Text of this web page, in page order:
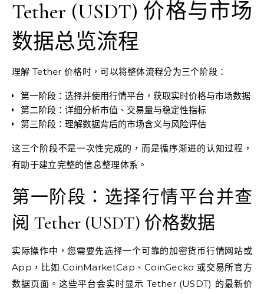
Tether (USDT) 价格与市场
数据总览流程
理解 Tether 价格时，可以将整体流程分为三个阶段：
第一阶段：选择并使用行情平台，获取实时价格与市场数据
第二阶段：详细分析市值、交易量与稳定性指标
第三阶段：理解数据背后的市场含义与风险评估
这三个阶段不是一次性完成的，而是循序渐进的认知过程，
有助于建立完整的信息整理体系。
第一阶段：选择行情平台并查
阅 Tether (USDT) 价格数据
实际操作中，您需要先选择一个可靠的加密货币行情网站或
App，比如 CoinMarketCap、CoinGecko 或交易所官方
数据页面。这些平台会实时显示 Tether (USDT) 的最新价